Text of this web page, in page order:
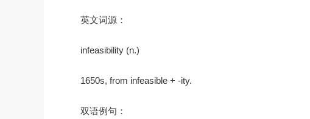
英文词源：
infeasibility (n.)
1650s, from infeasible + -ity.
双语例句：